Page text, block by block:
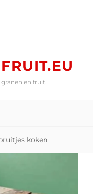
en fruit.
koken